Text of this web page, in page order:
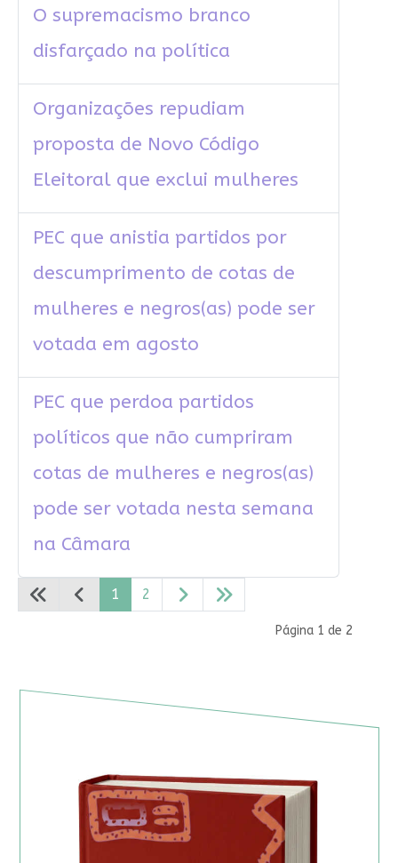
O supremacismo branco
disfarçado na política
Organizações repudiam
proposta de Novo Código
Eleitoral que exclui mulheres
PEC que anistia partidos por
descumprimento de cotas de
mulheres e negros(as) pode ser
votada em agosto
PEC que perdoa partidos
políticos que não cumpriram
cotas de mulheres e negros(as)
pode ser votada nesta semana
na Câmara
Página 1 de 2
1 2